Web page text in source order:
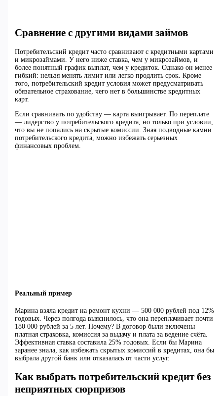
Сравнение с другими видами займов
Потребительский кредит часто сравнивают с кредитными картами
и микрозаймами. У него ниже ставка, чем у микрозаймов, и
более понятный график выплат, чем у кредиток. Однако он менее
гибкий: нельзя менять лимит или легко продлить срок. Кроме
того, потребительский кредит условия может предусматривать
обязательное страхование, чего нет в большинстве кредитных
карт.
Если сравнивать по удобству — карта выигрывает. По переплате
— лидерство у потребительского кредита, но только при условии,
что вы не попались на скрытые комиссии. Зная подводные камни
потребительского кредита, можно избежать серьезных
финансовых проблем.
Реальный пример
Марина взяла кредит на ремонт кухни — 500 000 рублей под 12%
годовых. Через полгода выяснилось, что она переплачивает почти
180 000 рублей за 5 лет. Почему? В договор были включены
платная страховка, комиссия за выдачу и плата за ведение счёта.
Эффективная ставка составила 25% годовых. Если бы Марина
заранее знала, как избежать скрытых комиссий в кредитах, она бы
выбрала другой банк или отказалась от части услуг.
Как выбрать потребительский кредит без
неприятных сюрпризов